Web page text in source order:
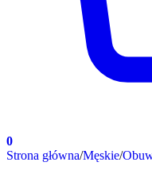
0
Strona główna/Męskie/